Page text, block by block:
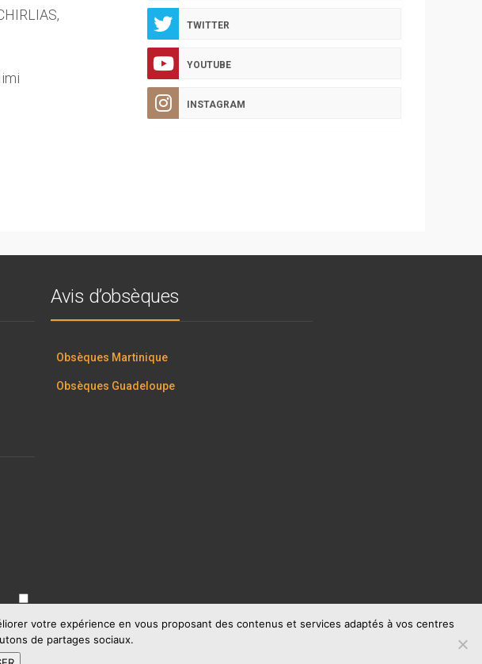
TWITTER
YOUTUBE
INSTAGRAM
Avis d’obsèques
Obsèques Martinique
Obsèques Guadeloupe
votre expérience en vous proposant des contenus et services adaptés à vos centres
de partages sociaux.